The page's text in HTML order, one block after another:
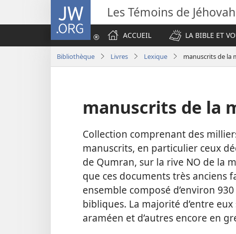
JW.ORG Les Témoins de Jéhovah
ACCUEIL
LA BIBLE ET
Bibliothèque Livres Lexique manuscrits de la
manuscrits de la
Collection comprenant des
manuscrits, en particulier ceux
de Qumran, sur la rive NO de la
que ces documents très anciens
ensemble composé d’environ
bibliques. La majorité d’entre
araméen et d’autres encore en